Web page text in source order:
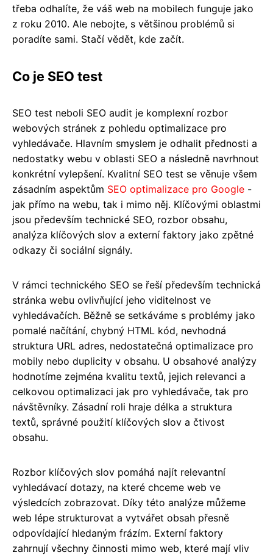
třeba odhalíte, že váš web na mobilech funguje jako
z roku 2010. Ale nebojte, s většinou problémů si
poradíte sami. Stačí vědět, kde začít.
Co je SEO test
SEO test neboli SEO audit je komplexní rozbor
webových stránek z pohledu optimalizace pro
vyhledávače. Hlavním smyslem je odhalit přednosti a
nedostatky webu v oblasti SEO a následně navrhnout
konkrétní vylepšení. Kvalitní SEO test se věnuje všem
zásadním aspektům SEO optimalizace pro Google -
jak přímo na webu, tak i mimo něj. Klíčovými oblastmi
jsou především technické SEO, rozbor obsahu,
analýza klíčových slov a externí faktory jako zpětné
odkazy či sociální signály.
V rámci technického SEO se řeší především technická
stránka webu ovlivňující jeho viditelnost ve
vyhledávačích. Běžně se setkáváme s problémy jako
pomalé načítání, chybný HTML kód, nevhodná
struktura URL adres, nedostatečná optimalizace pro
mobily nebo duplicity v obsahu. U obsahové analýzy
hodnotíme zejména kvalitu textů, jejich relevanci a
celkovou optimalizaci jak pro vyhledávače, tak pro
návštěvníky. Zásadní roli hraje délka a struktura
textů, správné použití klíčových slov a čtivost
obsahu.
Rozbor klíčových slov pomáhá najít relevantní
vyhledávací dotazy, na které chceme web ve
výsledcích zobrazovat. Díky této analýze můžeme
web lépe strukturovat a vytvářet obsah přesně
odpovídající hledaným frázím. Externí faktory
zahrnují všechny činnosti mimo web, které mají vliv